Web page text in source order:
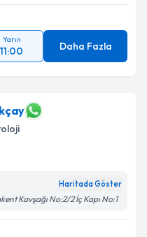
Yarın
11:00 Daha Fazla
Haritada Göster
Kavşağı No:2/2 İç Kapı No:1